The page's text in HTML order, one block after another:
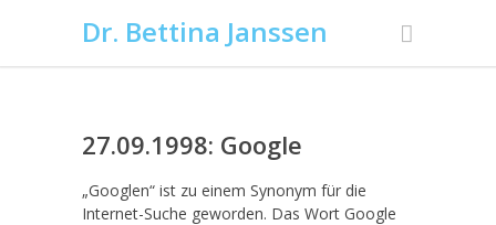
Dr. Bettina Janssen
27.09.1998: Google
„Googlen“ ist zu einem Synonym für die
Internet-Suche geworden. Das Wort Google